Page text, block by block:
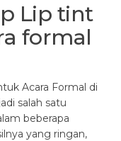
Lip tint
formal
Acara Formal di
salah satu
beberapa
yang ringan,